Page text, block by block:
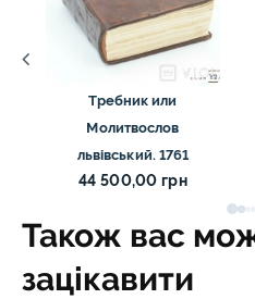
Требник или
Молитвослов
львівський. 1761
44 500,00 грн
Також вас
зацікавити